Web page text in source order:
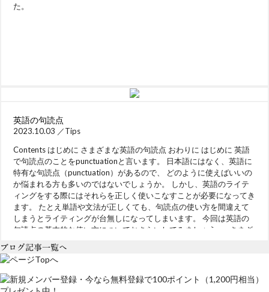
た。
英語の句読点
2023.10.03 ／Tips
Contents はじめに さまざまな英語の句読点 おわりに はじめに 英語
で句読点のことをpunctuationと言います。 日本語にはなく、英語に
特有な句読点（punctuation）があるので、 どのように使えばいいの
か悩まれる方も多いのではないでしょうか。 しかし、英語のライテ
ィングをする際にはそれらを正しく使いこなすことが必要になってき
ます。 たとえ単語や文法が正しくても、句読点の使い方を間違えて
しまうとライティングが台無しになってしまいます。 今回は英語の
句読点の基本的な使い方についておさらいしてみましょう。 さまざ
オドは文の終わりを意味します。 英語では「full stop（完全なストッ
プ）」と言うこともあります。 話し言葉で「Period!」ということが
ありますが、それは「はい、おしまい！」という意味です。 ・略語
の後ろにつける際にも使う 言葉を省略する際に、略語の後ろにピリ
ブログ記事一覧へ